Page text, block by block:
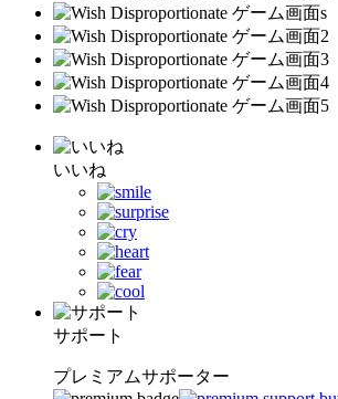
いいね
サポート
プレミアムサポーター